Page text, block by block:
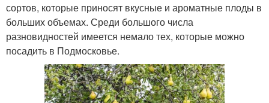
сортов, которые приносят вкусные и ароматные плоды в
больших объемах. Среди большого числа
разновидностей имеется немало тех, которые можно
посадить в Подмосковье.